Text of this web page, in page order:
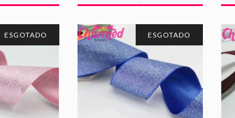
ESGOTADO ESGOTADO